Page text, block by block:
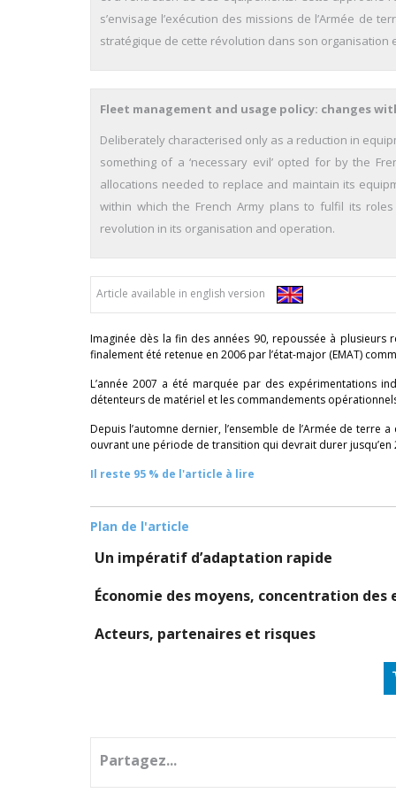
s’envisage l’exécution des missions de l’Armée de
stratégique de cette révolution dans son organisation
Fleet management and usage policy: changes
Deliberately characterised only as a reduction in
something of a ‘necessary evil’ opted for by the
allocations needed to replace and maintain its
within which the French Army plans to fulfil its
revolution in its organisation and operation.
Article available in english version
Imaginée dès la fin des années 90, repoussée à
finalement été retenue en 2006 par l’état-major (EMAT)
L’année 2007 a été marquée par des expérimentations
détenteurs de matériel et les commandements
Depuis l’automne dernier, l’ensemble de l’Armée de terre
ouvrant une période de transition qui devrait durer jusqu’en
Il reste 95 % de l'article à lire
Plan de l'article
Un impératif d’adaptation rapide
Économie des moyens, concentration
Acteurs, partenaires et risques
Partagez...